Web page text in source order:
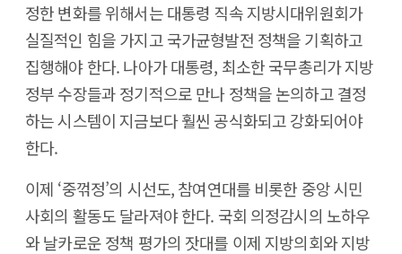
정한 변화를 위해서는 대통령 직속 지방시대위원회가
실질적인 힘을 가지고 국가균형발전 정책을 기획하고
집행해야 한다. 나아가 대통령, 최소한 국무총리가 지방
정부 수장들과 정기적으로 만나 정책을 논의하고 결정
하는 시스템이 지금보다 훨씬 공식화되고 강화되어야
한다.
이제 ‘중꺾정’의 시선도, 참여연대를 비롯한 중앙 시민
사회의 활동도 달라져야 한다. 국회 의정감시의 노하우
와 날카로운 정책 평가의 잣대를 이제 지방의회와 지방